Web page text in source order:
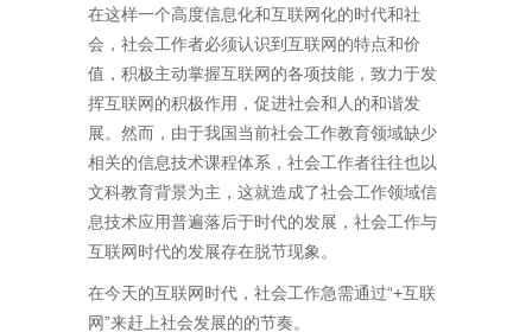
在这样一个高度信息化和互联网化的时代和社
会，社会工作者必须认识到互联网的特点和价
值，积极主动掌握互联网的各项技能，致力于发
挥互联网的积极作用，促进社会和人的和谐发
展。然而，由于我国当前社会工作教育领域缺少
相关的信息技术课程体系，社会工作者往往也以
文科教育背景为主，这就造成了社会工作领域信
息技术应用普遍落后于时代的发展，社会工作与
互联网时代的发展存在脱节现象。
在今天的互联网时代，社会工作急需通过“+互联
网”来赶上社会发展的的节奏。